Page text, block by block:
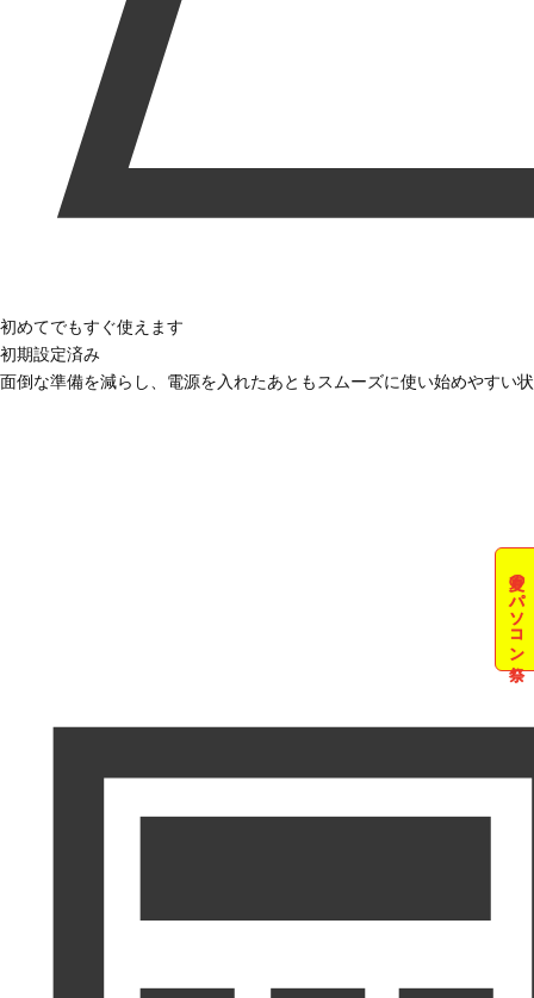
夏のパソコン祭
初めてでもすぐ使えます
初期設定済み
面倒な準備を減らし、電源を入れたあともスムーズに使い始めやすい